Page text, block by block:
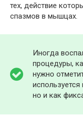
тех, действие
спазмов в мышцах.
Иногда
процедуры,
нужно
но и как